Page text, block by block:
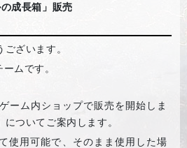
成長箱」販売
ざいます。
ムです。
ーム内ショップで販売を開始しま
ついてご案内します。
使用可能で、そのまま使用した場